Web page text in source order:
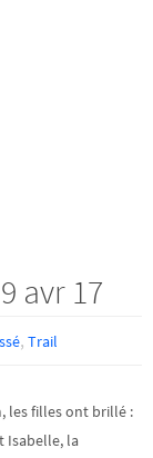
avr 17
, Trail
les filles ont brillé :
Isabelle, la